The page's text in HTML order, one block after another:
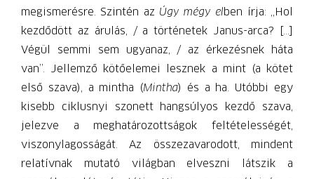
megismerésre. Szintén az Úgy mégy elben írja: „Hol
kezdődött az árulás, / a történetek Janus-arca? […]
Végül semmi sem ugyanaz, / az érkezésnek háta
van”. Jellemző kötőelemei lesznek a mint (a kötet
első szava), a mintha (Mintha) és a ha. Utóbbi egy
kisebb ciklusnyi szonett hangsúlyos kezdő szava,
jelezve a meghatározottságok feltételességét,
viszonylagosságát. Az összezavarodott, mindent
relatívnak mutató világban elveszni látszik a